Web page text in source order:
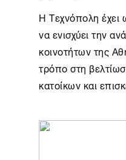
Η Τεχνόπολη έχει
να ενισχύει την
κοινοτήτων της
τρόπο στη
κατοίκων και